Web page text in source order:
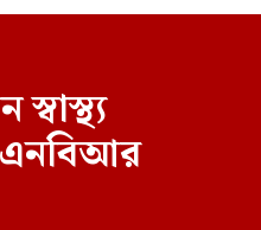
এনবিআর